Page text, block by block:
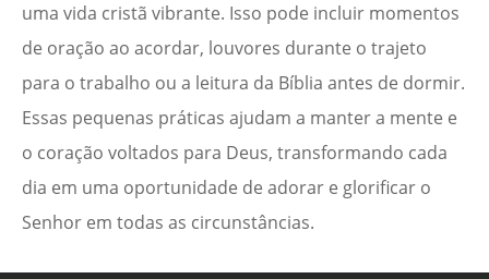
uma vida cristã vibrante. Isso pode incluir momentos
de oração ao acordar, louvores durante o trajeto
para o trabalho ou a leitura da Bíblia antes de dormir.
Essas pequenas práticas ajudam a manter a mente e
o coração voltados para Deus, transformando cada
dia em uma oportunidade de adorar e glorificar o
Senhor em todas as circunstâncias.